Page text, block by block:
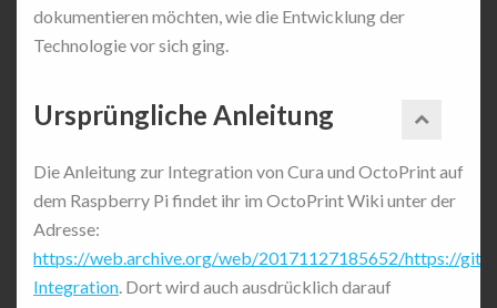
dokumentieren möchten, wie die Entwicklung der
Technologie vor sich ging.
Ursprüngliche Anleitung
Die Anleitung zur Integration von Cura und OctoPrint auf
dem Raspberry Pi findet ihr im OctoPrint Wiki unter der
Adresse:
https://web.archive.org/web/20171127185652/https://
Integration. Dort wird auch ausdrücklich darauf